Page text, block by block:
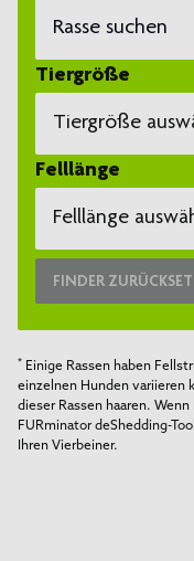
Alle
Affenpinscher
Airedale Terrier
Akita
Alaskan Klee
Alaskan
American
American
American
Tiergröße
Tiergröße
Alle
Mittelgroße
Große Rasse
Felllänge
Felllänge
Alle
Langes Fell
FINDER
* Einige Rassen haben
einzelnen Hunden variieren
dieser Rassen haaren.
FURminator deShedding-
Ihren Vierbeiner.